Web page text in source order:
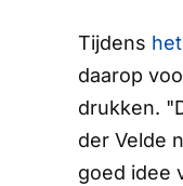
Tijdens
daarop
drukken.
der Velde
goed idee